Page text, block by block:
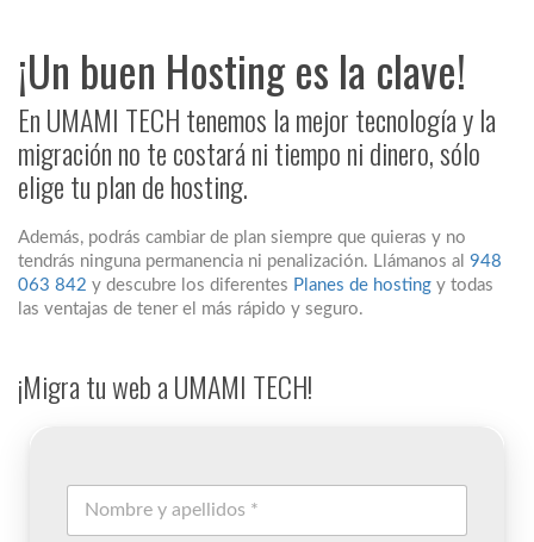
¡Un buen Hosting es la clave!
En UMAMI TECH tenemos la mejor tecnología y la
migración no te costará ni tiempo ni dinero, sólo
elige tu plan de hosting.
Además, podrás cambiar de plan siempre que quieras y no
tendrás ninguna permanencia ni penalización. Llámanos al 948
063 842 y descubre los diferentes Planes de hosting y todas
las ventajas de tener el más rápido y seguro.
¡Migra tu web a UMAMI TECH!